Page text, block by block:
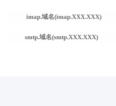
imap.域名(imap.XXX.XXX)
smtp.域名(smtp.XXX.XXX)